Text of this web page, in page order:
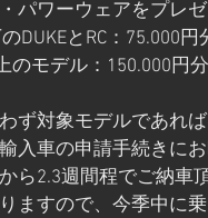
パワーウェアをプレ
DUKEとRC：75.000円
のモデル：150.000円
ず対象モデルであれ
入車の申請手続きに
ら2.3週間程でご納車
ますので、今季中に